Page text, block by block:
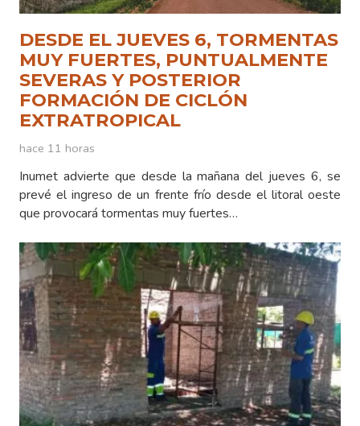
DESDE EL JUEVES 6, TORMENTAS
MUY FUERTES, PUNTUALMENTE
SEVERAS Y POSTERIOR
FORMACIÓN DE CICLÓN
EXTRATROPICAL
hace 11 horas
Inumet advierte que desde la mañana del jueves 6, se
prevé el ingreso de un frente frío desde el litoral oeste
que provocará tormentas muy fuertes…